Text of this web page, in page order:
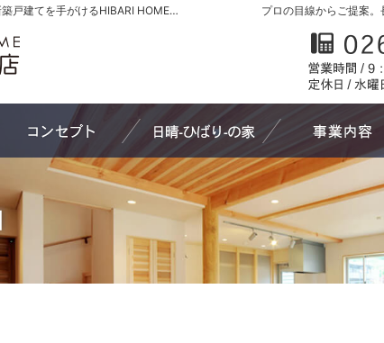
プロの目線からご提案。
長野県北信の新築・注文住宅・新築戸建てを手がけるHIBARI HOME原山工務店
家づくりへの想い